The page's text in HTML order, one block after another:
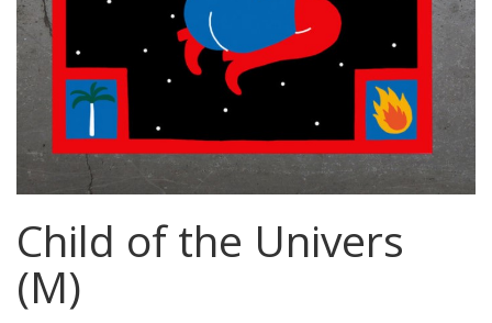
Child of the Univers
(M)